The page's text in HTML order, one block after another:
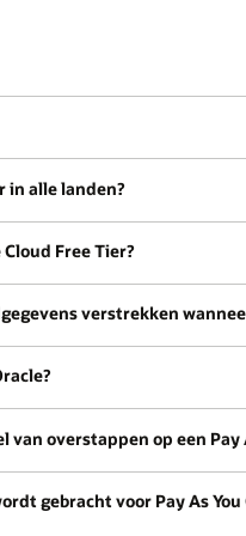
in alle landen?
Free Tier?
verstrekken
overstappen op een Pay
gebracht voor Pay As You